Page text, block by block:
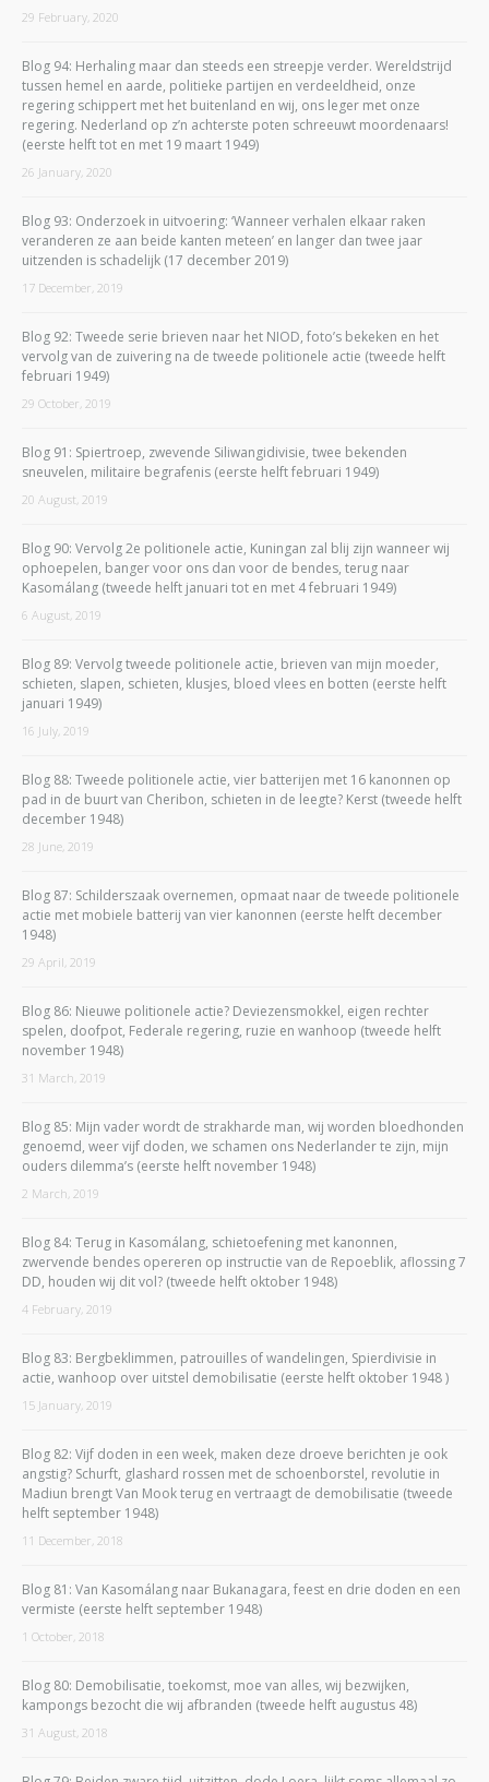
29 February, 2020
Blog 94: Herhaling maar dan steeds een streepje verder. Wereldstrijd
tussen hemel en aarde, politieke partijen en verdeeldheid, onze
regering schippert met het buitenland en wij, ons leger met onze
regering. Nederland op z’n achterste poten schreeuwt moordenaars!
(eerste helft tot en met 19 maart 1949)
26 January, 2020
Blog 93: Onderzoek in uitvoering: ‘Wanneer verhalen elkaar raken
veranderen ze aan beide kanten meteen’ en langer dan twee jaar
uitzenden is schadelijk (17 december 2019)
17 December, 2019
Blog 92: Tweede serie brieven naar het NIOD, foto’s bekeken en het
vervolg van de zuivering na de tweede politionele actie (tweede helft
februari 1949)
29 October, 2019
Blog 91: Spiertroep, zwevende Siliwangidivisie, twee bekenden
sneuvelen, militaire begrafenis (eerste helft februari 1949)
20 August, 2019
Blog 90: Vervolg 2e politionele actie, Kuningan zal blij zijn wanneer wij
ophoepelen, banger voor ons dan voor de bendes, terug naar
Kasomálang (tweede helft januari tot en met 4 februari 1949)
6 August, 2019
Blog 89: Vervolg tweede politionele actie, brieven van mijn moeder,
schieten, slapen, schieten, klusjes, bloed vlees en botten (eerste helft
januari 1949)
16 July, 2019
Blog 88: Tweede politionele actie, vier batterijen met 16 kanonnen op
pad in de buurt van Cheribon, schieten in de leegte? Kerst (tweede helft
december 1948)
28 June, 2019
Blog 87: Schilderszaak overnemen, opmaat naar de tweede politionele
actie met mobiele batterij van vier kanonnen (eerste helft december
1948)
29 April, 2019
Blog 86: Nieuwe politionele actie? Deviezensmokkel, eigen rechter
spelen, doofpot, Federale regering, ruzie en wanhoop (tweede helft
november 1948)
31 March, 2019
Blog 85: Mijn vader wordt de strakharde man, wij worden bloedhonden
genoemd, weer vijf doden, we schamen ons Nederlander te zijn, mijn
ouders dilemma’s (eerste helft november 1948)
2 March, 2019
Blog 84: Terug in Kasomálang, schietoefening met kanonnen,
zwervende bendes opereren op instructie van de Repoeblik, aflossing 7
DD, houden wij dit vol? (tweede helft oktober 1948)
4 February, 2019
Blog 83: Bergbeklimmen, patrouilles of wandelingen, Spierdivisie in
actie, wanhoop over uitstel demobilisatie (eerste helft oktober 1948 )
15 January, 2019
Blog 82: Vijf doden in een week, maken deze droeve berichten je ook
angstig? Schurft, glashard rossen met de schoenborstel, revolutie in
Madiun brengt Van Mook terug en vertraagt de demobilisatie (tweede
helft september 1948)
11 December, 2018
Blog 81: Van Kasomálang naar Bukanagara, feest en drie doden en een
vermiste (eerste helft september 1948)
1 October, 2018
Blog 80: Demobilisatie, toekomst, moe van alles, wij bezwijken,
kampongs bezocht die wij afbranden (tweede helft augustus 48)
31 August, 2018